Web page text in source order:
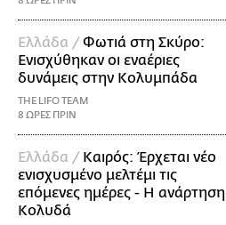
Ελλάδα /Φωτιά στη Σκύρο:
Ενισχύθηκαν οι εναέριες
δυνάμεις στην Κολυμπάδα
THE LIFO TEAM
8 ΩΡΕΣ ΠΡΙΝ
Ελλάδα / Καιρός: Έρχεται νέο
ενισχυσμένο μελτέμι τις
επόμενες ημέρες - Η ανάρτηση
Κολυδά